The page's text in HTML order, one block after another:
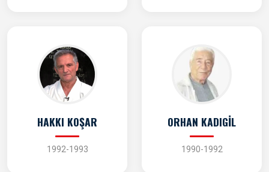
HAKKI KOŞAR
1992-1993
ORHAN KADIGİL
1990-1992